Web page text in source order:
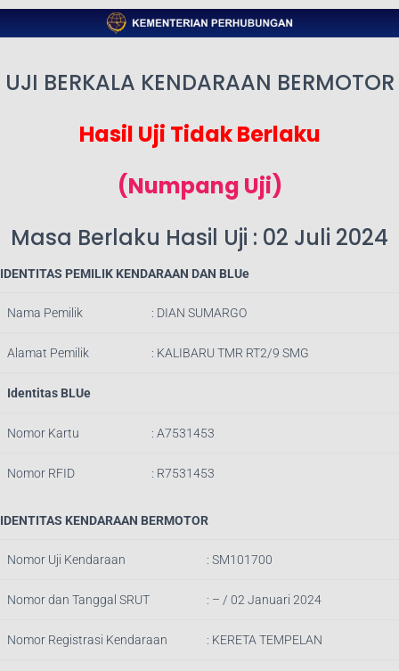
UJI BERKALA KENDARAAN BERMOTOR
Hasil Uji Tidak Berlaku
(Numpang Uji)
Masa Berlaku Hasil Uji : 02 Juli 2024
IDENTITAS PEMILIK KENDARAAN DAN BLUe
Nama Pemilik : DIAN SUMARGO
Alamat Pemilik : KALIBARU TMR RT2/9 SMG
Identitas BLUe
Nomor Kartu : A7531453
Nomor RFID : R7531453
IDENTITAS KENDARAAN BERMOTOR
Nomor Uji Kendaraan : SM101700
Nomor dan Tanggal SRUT : – / 02 Januari 2024
Nomor Registrasi Kendaraan : KERETA TEMPELAN